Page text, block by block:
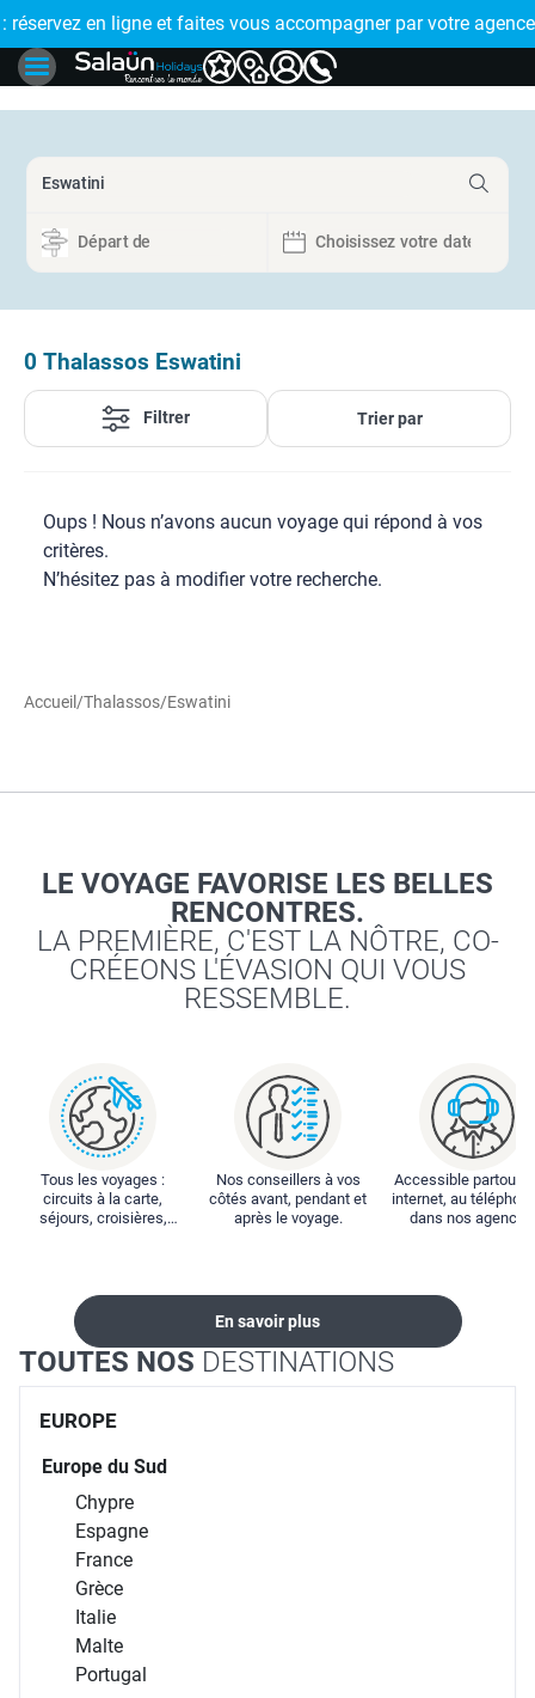
!
: réservez en ligne et faites vous accompagner par votre
🤩
0 Thalassos Eswatini
Filtrer Trier par
Oups ! Nous n’avons aucun voyage qui répond à vos
critères.
N’hésitez pas à modifier votre recherche.
Accueil /Thalassos/Eswatini
LE VOYAGE FAVORISE LES BELLES
RENCONTRES.
LA PREMIÈRE, C'EST LA NÔTRE, CO-
CRÉEONS L'ÉVASION QUI VOUS
RESSEMBLE.
Tous les voyages :
circuits à la carte,
séjours, croisières,
Nos conseillers à vos
côtés avant, pendant et
après le voyage.
Accessible partout :
internet, au
dans nos
En savoir plus
TOUTES NOS DESTINATIONS
EUROPE
Europe du Sud
Chypre
Espagne
France
Grèce
Italie
Malte
Portugal